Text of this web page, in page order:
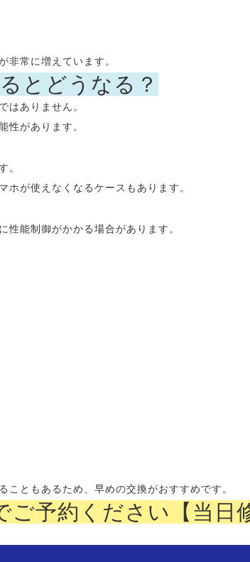
非常に増えています。
とどうなる？
はありません。
性があります。
。
ホが使えなくなるケースもあります。
性能制御がかかる場合があります。
ともあるため、早めの交換がおすすめです。
予約ください【当日